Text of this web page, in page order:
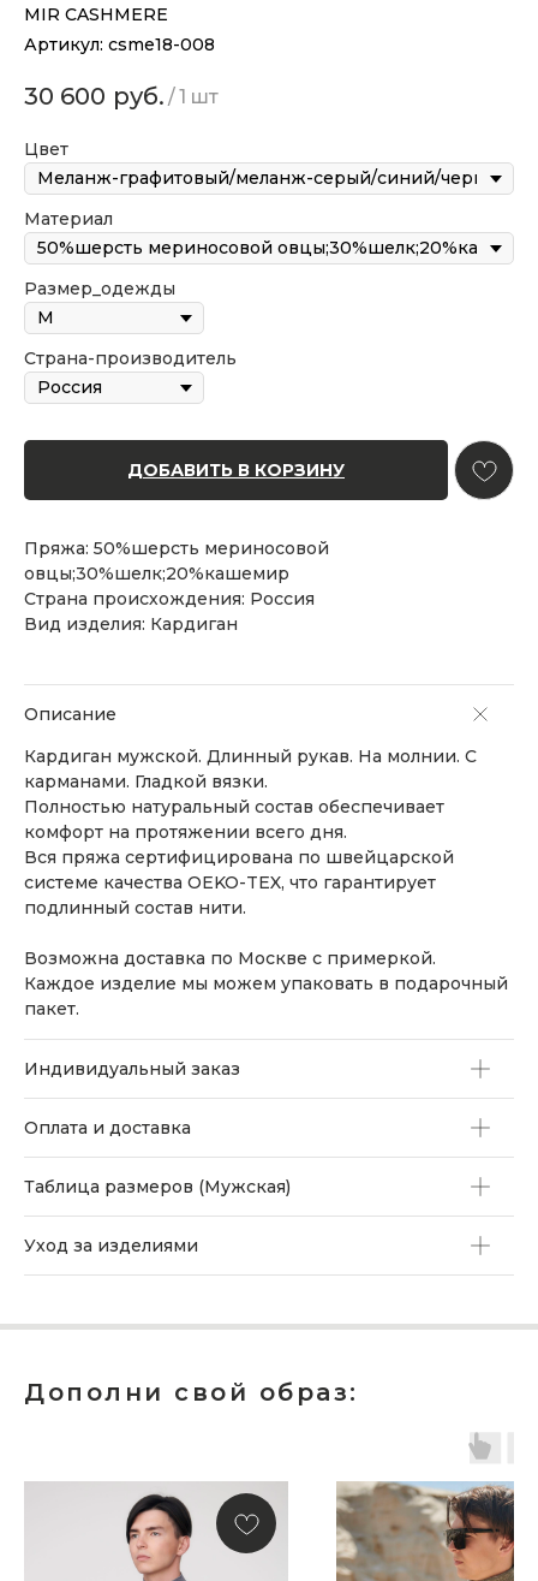
MIR CASHMERE
Артикул: csme18-008
30 600 руб. /1 шт
Цвет
Материал
Размер_одежды
Страна-производитель
ДОБАВИТЬ В КОРЗИНУ
Пряжа: 50%шерсть мериносовой
овцы;30%шелк;20%кашемир
Страна происхождения: Россия
Вид изделия: Кардиган
Описание
Кардиган мужской. Длинный рукав. На молнии. С
карманами. Гладкой вязки.
Полностью натуральный состав обеспечивает
комфорт на протяжении всего дня.
Вся пряжа сертифицирована по швейцарской
системе качества OEKO-TEX, что гарантирует
подлинный состав нити.
Возможна доставка по Москве с примеркой.
Каждое изделие мы можем упаковать в подарочный
пакет.
Индивидуальный заказ
Оплата и доставка
Таблица размеров (Мужская)
Уход за изделиями
Дополни свой образ:
ПОДАРОЧНАЯ КАРТА